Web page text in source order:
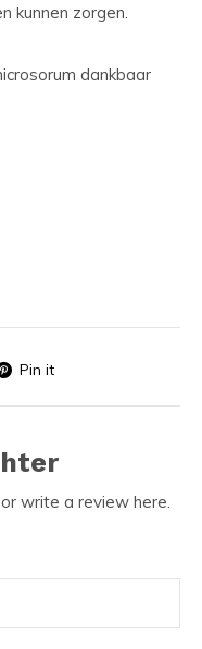
kunnen zorgen.
dankbaar
Pin it
write a review here.